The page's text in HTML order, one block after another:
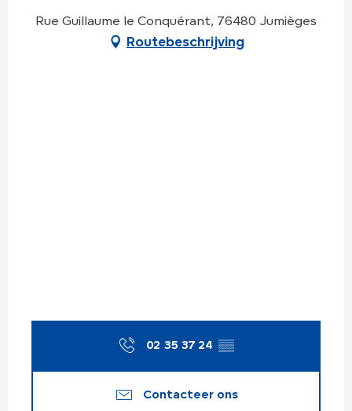
Rue Guillaume le Conquérant, 76480 Jumièges
Routebeschrijving
02 35 37 24 ▒▒
Contacteer ons